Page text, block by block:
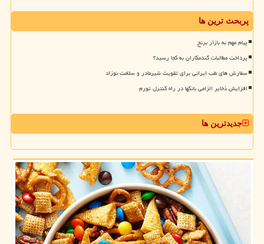
پربحث ترین ها
پیام مهم به بازار برنج
پرداخت مطالبات گندمکاران به کجا رسید؟
سفارش های طب ایرانی برای تقویت شیرمادر و سلامت نوزاد
افزایش ذخایر الزامی بانکها در راه کنترل تورم
جدیدترین ها